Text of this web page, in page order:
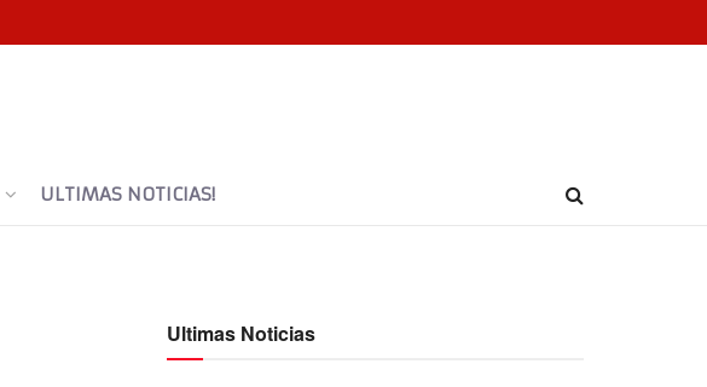
ULTIMAS NOTICIAS!
Ultimas Noticias